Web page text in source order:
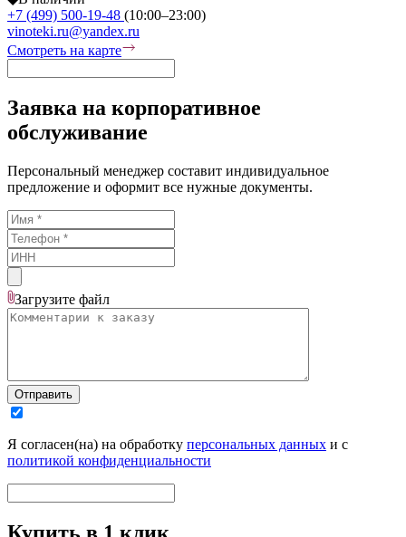
+7 (499) 500-19-48 (10:00–23:00)
vinoteki.ru@yandex.ru
Смотреть на карте
Заявка на корпоративное
обслуживание
Персональный менеджер составит индивидуальное
предложение и оформит все нужные документы.
Загрузите файл
Отправить
Я согласен(на) на обработку персональных данных и с
политикой конфиденциальности